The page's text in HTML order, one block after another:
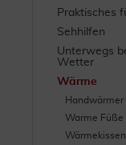
Praktisches
Sehhilfen
Unterwegs
Wetter
Wärme
Handwärmer
Warme Füße
Wärmekissen